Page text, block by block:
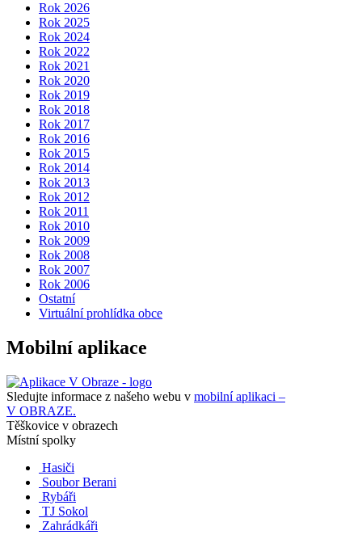
Rok 2026
Rok 2025
Rok 2024
Rok 2022
Rok 2021
Rok 2020
Rok 2019
Rok 2018
Rok 2017
Rok 2016
Rok 2015
Rok 2014
Rok 2013
Rok 2012
Rok 2011
Rok 2010
Rok 2009
Rok 2008
Rok 2007
Rok 2006
Ostatní
Virtuální prohlídka obce
Mobilní aplikace
Sledujte informace z našeho webu v mobilní aplikaci –
V OBRAZE.
Těškovice v obrazech
Místní spolky
Hasiči
Soubor Berani
Rybáři
TJ Sokol
Zahrádkáři